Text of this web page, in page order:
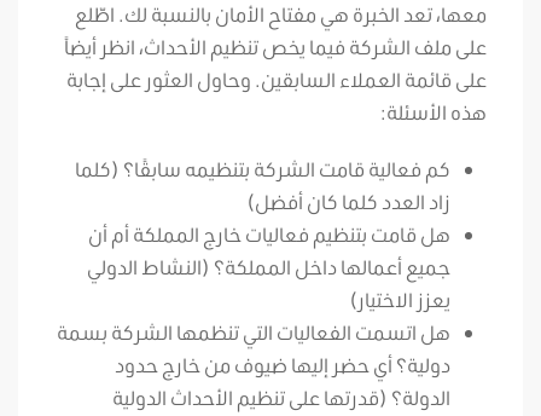
معها، تعد الخبرة هي مفتاح الأمان بالنسبة لك. اطّلع
على ملف الشركة فيما يخص تنظيم الأحداث، انظر أيضاً
على قائمة العملاء السابقين. وحاول العثور على إجابة
هذه الأسئلة:
كم فعالية قامت الشركة بتنظيمه سابقًا؟ (كلما
زاد العدد كلما كان أفضل)
هل قامت بتنظيم فعاليات خارج المملكة أم أن
جميع أعمالها داخل المملكة؟ (النشاط الدولي
يعزز الاختيار)
هل اتسمت الفعاليات التي تنظمها الشركة بسمة
دولية؟ أي حضر إليها ضيوف من خارج حدود
الدولة؟ (قدرتها على تنظيم الأحداث الدولية